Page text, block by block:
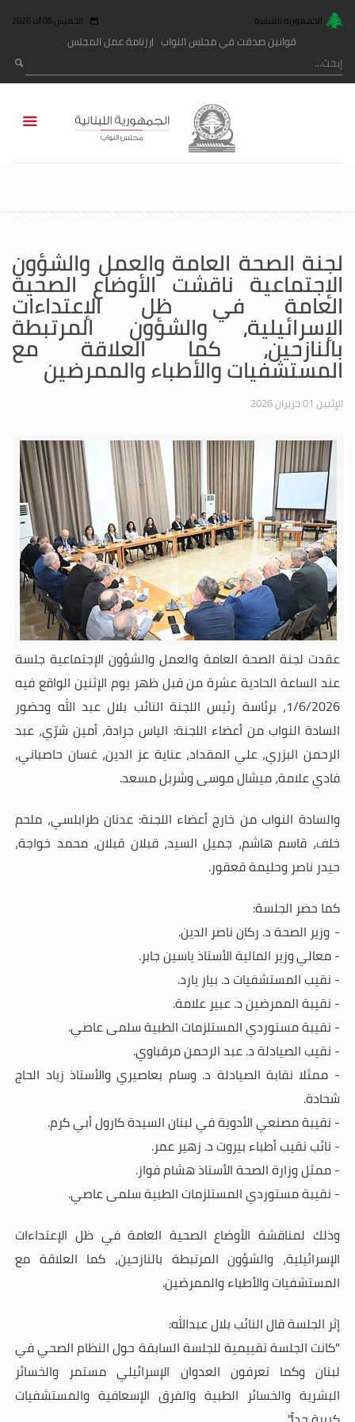
الجمهورية اللبنانية الخميس 06 آب 2026
قوانين صدقت في مجلس النواب رزنامة عمل المجلس
لجنة الصحة العامة والعمل والشؤون
الإجتماعية ناقشت الأوضاع الصحية
العامة في ظل الإعتداءات
الإسرائيلية، والشؤون المرتبطة
بالنازحين، كما العلاقة مع
المستشفيات والأطباء والممرضين
الإثنين 01 حزيران 2026
عقدت لجنة الصحة العامة والعمل والشؤون الإجتماعية جلسة
عند الساعة الحادية عشرة من قبل ظهر يوم الإثنين الواقع فيه
1/6/2026، برئاسة رئيس اللجنة النائب
بلال عبد الله وحضور
السادة النواب من أعضاء اللجنة: الياس جرادة، أمين شرّي، عبد
الرحمن البزري، علي المقداد، عناية عز الدين، غسان حاصباني،
فادي علامة، ميشال موسى وشربل مسعد.
والسادة النواب من خارج أعضاء اللجنة: عدنان طرابلسي، ملحم
خلف، قاسم هاشم، جميل السيد، قبلان قبلان، محمد خواجة،
حيدر ناصر وحليمة قعقور.
كما حضر الجلسة:
- وزير الصحة د. ركان ناصر الدين.
-معاليوزير المالية الأستاذ ياسين جابر.
- نقيب المستشفيات د. بيار يارد.
- نقيبة الممرضين د. عبير علامة.
- نقيبة مستوردي المستلزمات الطبية سلمى عاصي.
- نقيب الصيادلة د. عبد الرحمن مرقباوي.
- ممثلا نقابة الصيادلة د. وسام بعاصيري والأستاذ زياد الحاج
شحادة.
- نقيبة مصنعي الأدوية في لبنان السيدة كارول أبي كرم.
- نائب نقيب أطباء بيروت د. زهير عمر.
- ممثل وزارة الصحة الأستاذ هشام فواز.
- نقيبة مستوردي المستلزمات الطبية سلمى عاصي.
وذلك لمناقشة الأوضاع الصحية العامة في ظل الإعتداءات
الإسرائيلية، والشؤون المرتبطة بالنازحين، كما العلاقة مع
المستشفيات والأطباء والممرضين.
إثر الجلسةقالالنائب بلال عبدالله:
"كانت الجلسة تقييمية للجلسة السابقة حول النظام الصحي في
لبنان وكما تعرفون العدوان الإسرائيلي مستمر والخسائر
البشرية والخسائر الطبية والفرق الإسعافية والمستشفيات